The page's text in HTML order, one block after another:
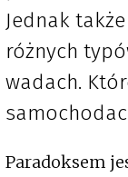
Jednak
różnych
wadach.
Paradoksem